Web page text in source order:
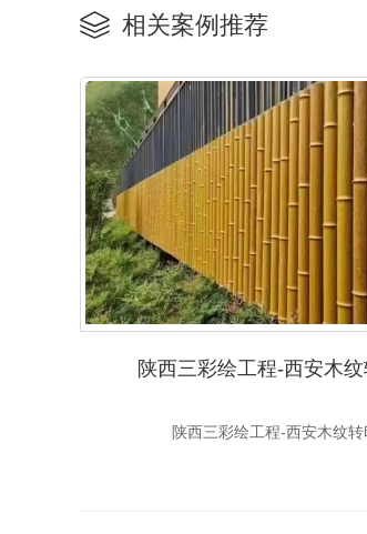
相关案例推荐
陕西三彩绘工程-西安木
陕西三彩绘工程-西安木纹